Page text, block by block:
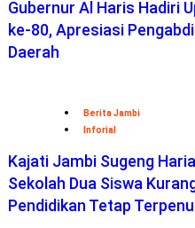
Gubernur Al Haris Hadiri
ke-80, Apresiasi
Daerah
Berita Jambi
Inforial
Kajati Jambi Sugeng
Sekolah Dua Siswa
Pendidikan Tetap